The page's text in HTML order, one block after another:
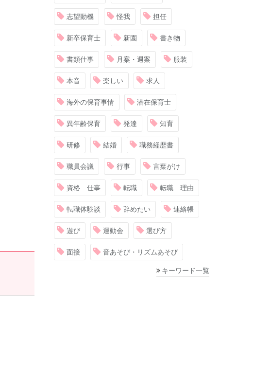
志望動機 怪我 担任
新卒保育士 新園 書き物
書類仕事 月案・週案 服装
本音 楽しい 求人
海外の保育事情 潜在保育士
異年齢保育 発達 知育
研修 結婚 職務経歴書
職員会議 行事 言葉がけ
資格 仕事 転職 転職 理由
転職体験談 辞めたい 連絡帳
遊び 運動会 選び方
面接 音あそび・リズムあそび
キーワード一覧